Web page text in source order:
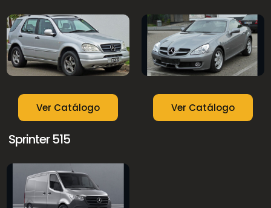
Ver Catálogo Ver Catálogo
Sprinter 515